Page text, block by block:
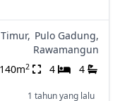
Pulo Gadung,
Rawamangun
140m2 4 4
1 tahun yang lalu